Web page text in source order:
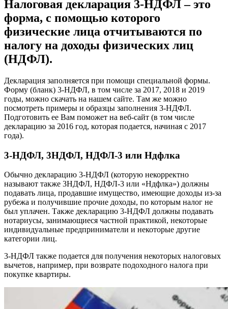
Налоговая декларация 3-НДФЛ – это
форма, с помощью которого
физические лица отчитываются по
налогу на доходы физических лиц
(НДФЛ).
Декларация заполняется при помощи специальной формы.
Форму (бланк) 3-НДФЛ, в том числе за 2017, 2018 и 2019
годы, можно скачать на нашем сайте. Там же можно
посмотреть примеры и образцы заполнения 3-НДФЛ.
Подготовить ее Вам поможет на веб-сайт (в том числе
декларацию за 2016 год, которая подается, начиная с 2017
года).
3-НДФЛ, 3НДФЛ, НДФЛ-3 или Ндфлка
Обычно декларацию 3-НДФЛ (которую некорректно
называют также 3НДФЛ, НДФЛ-3 или «Ндфлка») должны
подавать лица, продавшие имущество, имеющие доходы из-за
рубежа и получившие прочие доходы, по которым налог не
был уплачен. Также декларацию 3-НДФЛ должны подавать
нотариусы, занимающиеся частной практикой, некоторые
индивидуальные предприниматели и некоторые другие
категории лиц.
3-НДФЛ также подается для получения некоторых налоговых
вычетов, например, при возврате подоходного налога при
покупке квартиры.